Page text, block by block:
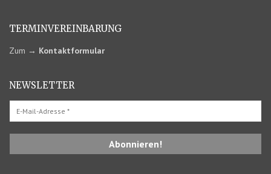
TERMIN­VEREINBARUNG
Zum → Kontaktformular
NEWSLETTER